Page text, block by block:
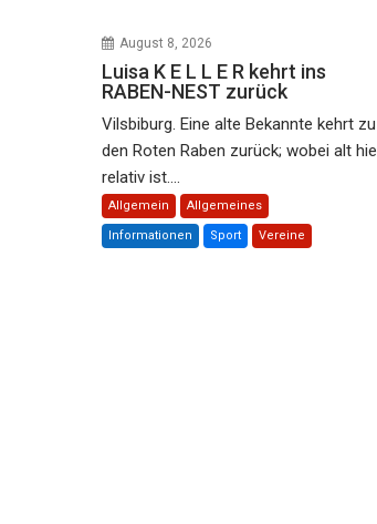
August 8, 2026
Luisa K E L L E R kehrt ins
RABEN-NEST zurück
Vilsbiburg. Eine alte Bekannte kehrt zu
den Roten Raben zurück; wobei alt
relativ ist....
Allgemein Allgemeines
Informationen Sport Vereine